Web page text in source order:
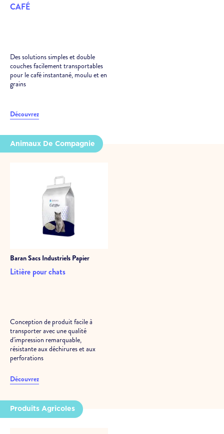
CAFÉ
Des solutions simples et double
couches facilement transportables
pour le café instantané, moulu et en
grains
Découvrez
Animaux De Compagnie
BaranSacs Industriels Papier
Litière pour chats
Conception de produit facile à
transporter avec une qualité
d'impression remarquable,
résistante aux déchirures et aux
perforations
Découvrez
Produits Agricoles